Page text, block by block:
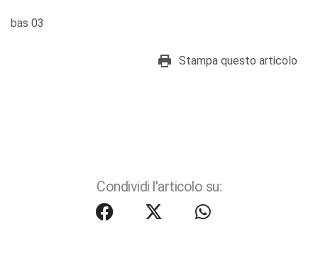
bas 03
Stampa questo articolo
Condividi l'articolo su: